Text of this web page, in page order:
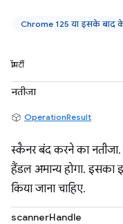
Chrome 125 या इसके बाद
प्रॉपर्टी
नतीजा
OperationResult
स्कैनर बंद करने का
हैंडल अमान्य होगा. इसका
किया जाना चाहिए.
scannerHandle